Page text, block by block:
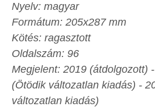
Nyelv: magyar
Formátum: 205x287 mm
Kötés: ragasztott
Oldalszám: 96
Megjelent: 2019 (átdolgozott)
(Ötödik változatlan kiadás) -
változatlan kiadás)